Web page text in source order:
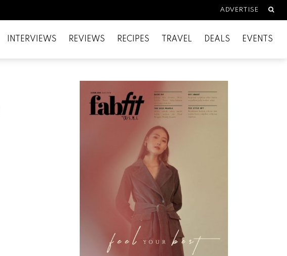
ADVERTISE
INTERVIEWS REVIEWS RECIPES TRAVEL DEALS EVENTS